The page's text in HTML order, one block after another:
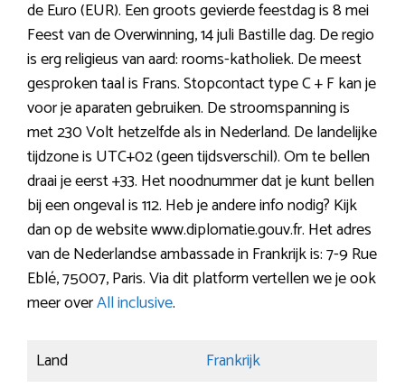
de Euro (EUR). Een groots gevierde feestdag is 8 mei
Feest van de Overwinning, 14 juli Bastille dag. De regio
is erg religieus van aard: rooms-katholiek. De meest
gesproken taal is Frans. Stopcontact type C + F kan je
voor je aparaten gebruiken. De stroomspanning is
met 230 Volt hetzelfde als in Nederland. De landelijke
tijdzone is UTC+02 (geen tijdsverschil). Om te bellen
draai je eerst +33. Het noodnummer dat je kunt bellen
bij een ongeval is 112. Heb je andere info nodig? Kijk
dan op de website www.diplomatie.gouv.fr. Het adres
van de Nederlandse ambassade in Frankrijk is: 7-9 Rue
Eblé, 75007, Paris. Via dit platform vertellen we je ook
meer overAll inclusive.
Land
Frankrijk